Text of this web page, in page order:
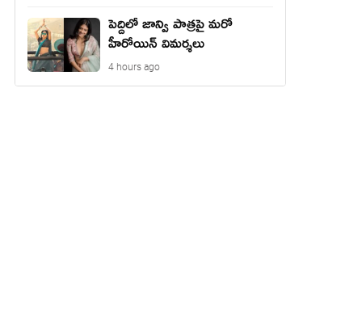
పెద్దిలో జాన్వి పాత్రపై మరో
హీరోయిన్ విమర్శలు
4 hours ago